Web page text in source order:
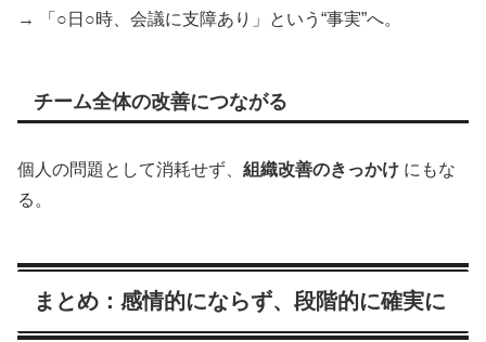
→ 「○日○時、会議に支障あり」という“事実”へ。
チーム全体の改善につながる
個人の問題として消耗せず、 組織改善のきっかけ にもな
る。
まとめ：感情的にならず、段階的に確実に